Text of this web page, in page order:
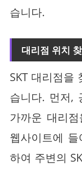
습니다.
대리점 위치
SKT 대리점을
습니다. 먼저,
가까운 대리
웹사이트에
하여 주변의